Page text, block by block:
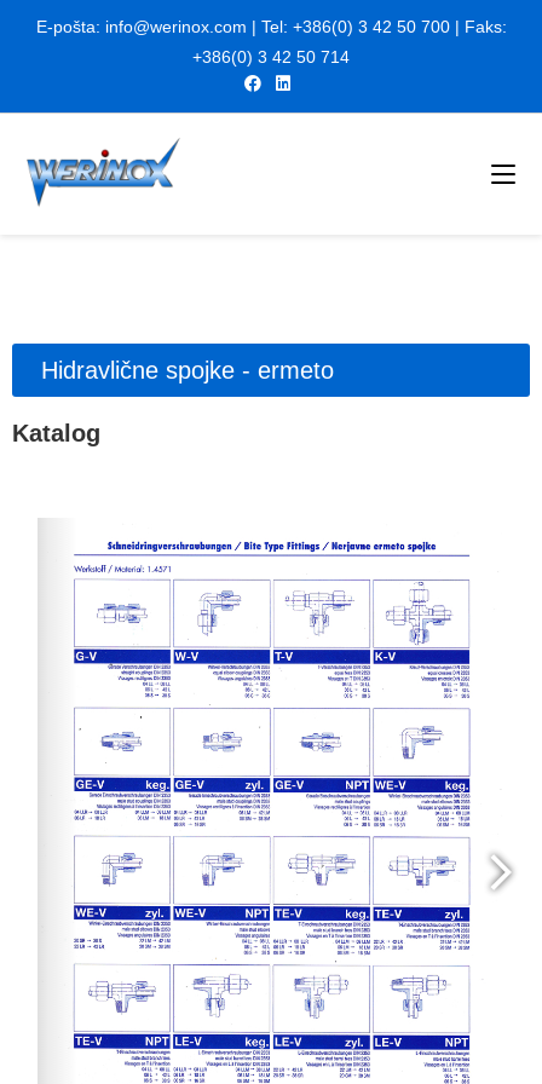
E-pošta: info@werinox.com | Tel: +386(0) 3 42 50 700| Faks:
+386(0) 3 42 50 714
Hidravlične spojke - ermeto
Katalog